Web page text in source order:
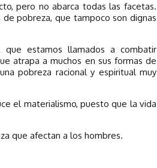
pero no abarca todas las facetas.
pobreza, que tampoco son dignas
que estamos llamados a combatir
atrapa a muchos en sus formas de
pobreza racional y espiritual muy
el materialismo, puesto que la vida
que afectan a los hombres.